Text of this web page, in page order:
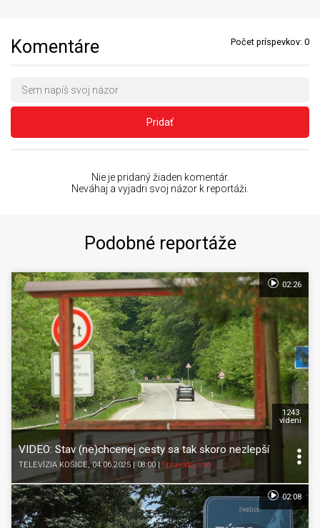
Komentáre Počet príspevkov: 0
Pridať
Nie je pridaný žiaden komentár.
Neváhaj a vyjadri svoj názor k reportáži.
Podobné reportáže
VIDEO: Stav (ne)chcenej cesty sa tak skoro nezlepší
TELEVÍZIA KOŠICE, 04.06.2025 | 08:00 Spravodajstvo
1243
videní
02:26
02:08